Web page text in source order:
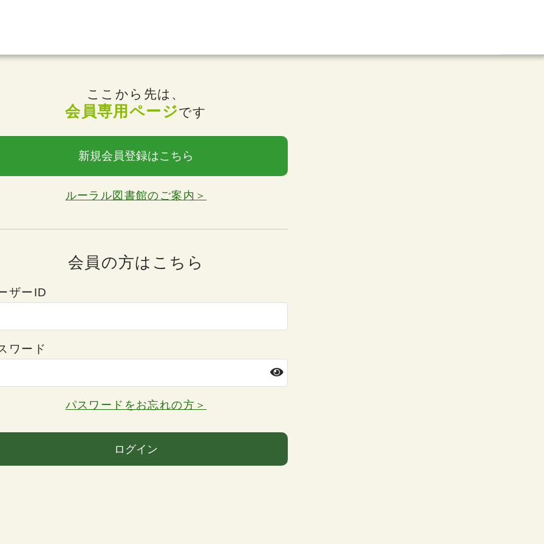
ここから先は、
会員専用ページです
新規会員登録はこちら
ルーラル図書館のご案内＞
会員の方はこちら
ザーID
ワード
パスワードをお忘れの方＞
ログイン